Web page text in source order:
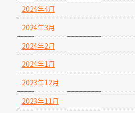
2024年4月
2024年3月
2024年2月
2024年1月
2023年12月
2023年11月